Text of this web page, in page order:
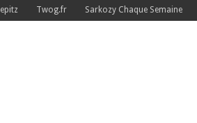
epitz Twog.fr Sarkozy Chaque Semaine